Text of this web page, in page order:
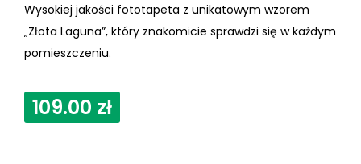
Wysokiej jakości fototapeta z unikatowym wzorem
„Złota Laguna”, który znakomicie sprawdzi się w każdym
pomieszczeniu.
109.00 zł